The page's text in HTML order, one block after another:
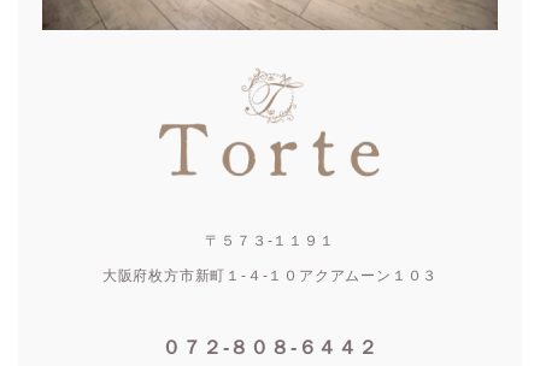
〒５７３-１１９１
大阪府枚方市新町１-４-１０アクアムーン１０３
０７２-８０８-６４４２